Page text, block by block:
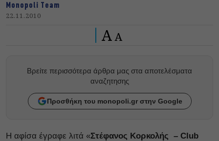
Monopoli Team
22.11.2010
A A
Βρείτε περισσότερα άρθρα μας στα αποτελέσματα
αναζητησης
Προσθήκη του monopoli.gr στην Google
Η αφίσα έγραφε λιτά «Στέφανος Κορκολής – Club